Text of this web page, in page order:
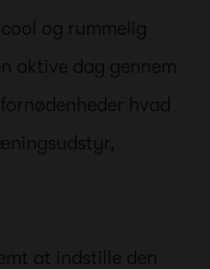
og rummelig
aktive dag gennem
hvad
at indstille den